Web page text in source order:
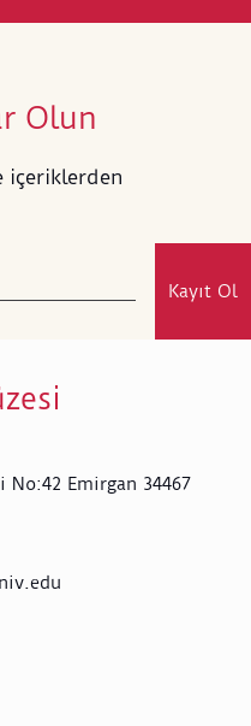
Olun
içeriklerden
Kayıt Ol
No:42 Emirgan 34467